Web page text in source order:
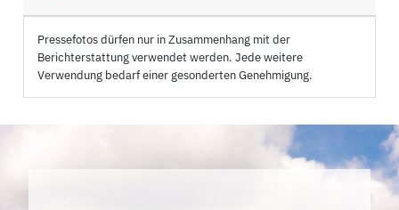
Pressefotos dürfen nur in Zusammenhang mit der
Berichterstattung verwendet werden. Jede weitere
Verwendung bedarf einer gesonderten Genehmigung.